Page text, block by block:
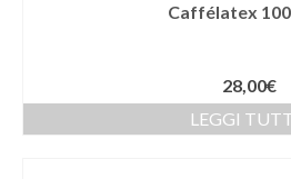
Caffélatex
28,00€
LEGGI